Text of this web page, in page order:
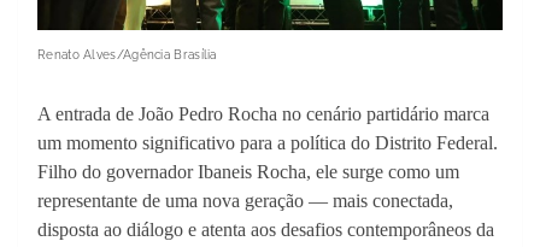
Renato Alves/Agência Brasília
A entrada de João Pedro Rocha no cenário partidário marca
um momento significativo para a política do Distrito Federal.
Filho do governador Ibaneis Rocha, ele surge como um
representante de uma nova geração — mais conectada,
disposta ao diálogo e atenta aos desafios contemporâneos da